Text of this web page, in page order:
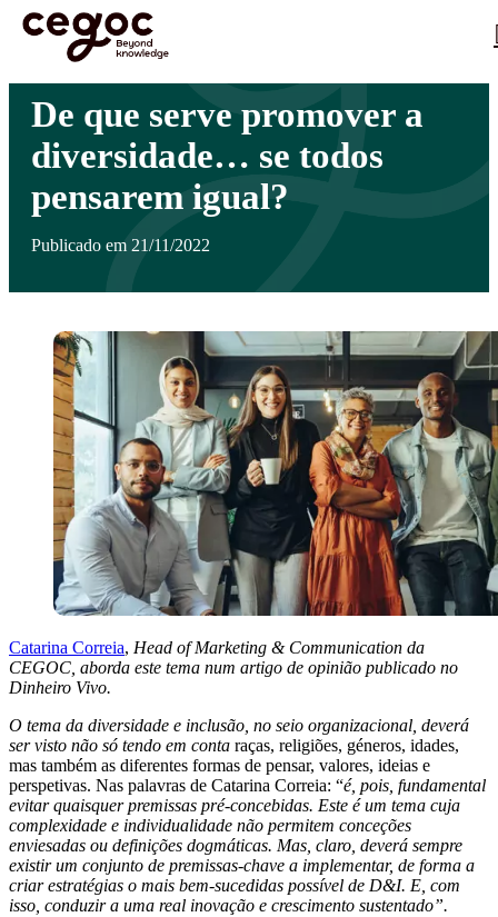
Skip to main content
Está aqui:Home >Notícias
igual?
De que serve promover a
diversidade… se todos
pensarem igual?
Publicado em 21/11/2022
Catarina Correia, Head of Marketing & Communication da
CEGOC, aborda este tema num artigo de opinião publicado no
Dinheiro Vivo.
O tema da diversidade e inclusão, no seio organizacional, deverá
ser visto não só tendo em conta raças, religiões, géneros, idades,
mas também as diferentes formas de pensar, valores, ideias e
perspetivas. Nas palavras de Catarina Correia: “é, pois, fundamental
evitar quaisquer premissas pré-concebidas. Este é um tema cuja
complexidade e individualidade não permitem conceções
enviesadas ou definições dogmáticas. Mas, claro, deverá sempre
existir um conjunto de premissas-chave a implementar, de forma a
criar estratégias o mais bem-sucedidas possível de D&I. E, com
isso, conduzir a uma real inovação e crescimento sustentado”.